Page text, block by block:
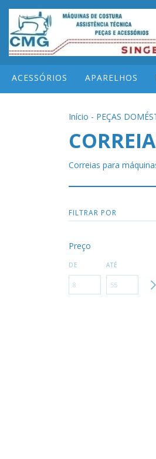
ACESSÓRIOS APARELHOS
Início - PEÇAS
Correias para
FILTRAR POR
Preço
DE ATÉ